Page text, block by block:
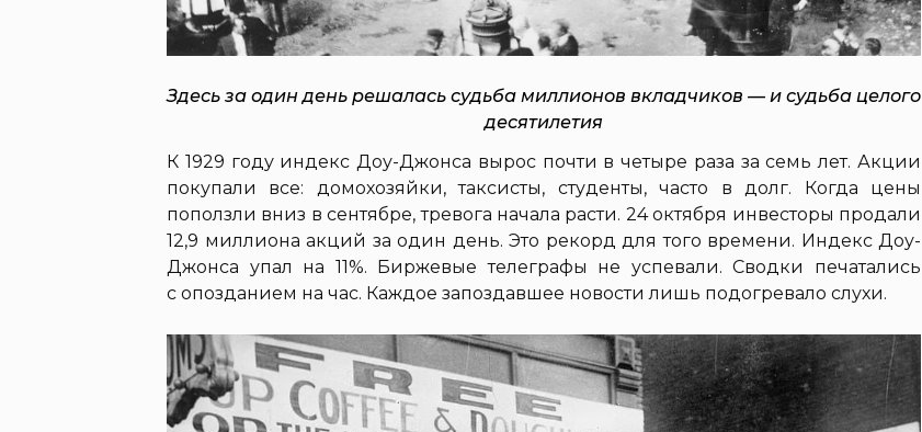
Здесь за один день решалась судьба миллионов вкладчиков — и судьба целого
десятилетия
К 1929 году индекс Доу-Джонса вырос почти в четыре раза за семь лет. Акции
покупали все: домохозяйки, таксисты, студенты, часто в долг. Когда цены
поползли вниз в сентябре, тревога начала расти. 24 октября инвесторы продали
12,9 миллиона акций за один день. Это рекорд для того времени. Индекс Доу-
Джонса упал на 11%. Биржевые телеграфы не успевали. Сводки печатались
с опозданием на час. Каждое запоздавшее новости лишь подогревало слухи.